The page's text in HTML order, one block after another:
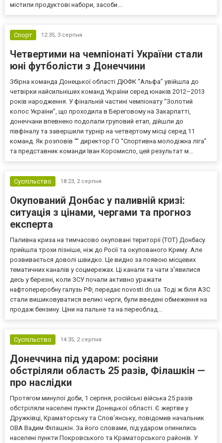
містили продуктові набори, засоби...
Спорт 12:35, 3 серпня
Четвертими на чемпіонаті України стали
юні футболісти з Донеччини
Збірна команда Донецької області ДЮФК “Альфа” увійшла до
четвірки найсильніших команд України серед юнаків 2012–2013
років народження. У фінальній частині чемпіонату “Золотий
колос України”, що проходила в Береговому на Закарпатті,
донеччани впевнено подолали груповий етап, дійшли до
півфіналу та завершили турнір на четвертому місці серед 11
команд. Як розповів “” директор ГО “Спортивна молодіжна ліга”
та представник команди Іван Коромисло, цей результат м...
Суспільство 18:23, 2 серпня
Окупований Донбас у паливній кризі:
ситуація з цінами, чергами та прогноз
експерта
Паливна криза на тимчасово окуповані території (ТОТ) Донбасу
прийшла трохи пізніше, ніж до Росії та окупованого Криму. Але
розвивається доволі швидко. Це видно за появою місцевих
тематичних каналів у соцмережах. Ці канали та чати з’явилися
десь у березні, коли ЗСУ почали активно уражати
нафтопереробну галузь РФ, передає novosti.dn.ua. Тоді ж біля АЗС
стали вишиковуватися великі черги, були введені обмеження на
продаж бензину. Ціни на пальне та на переоблад...
Суспільство 14:35, 2 серпня
Донеччина під ударом: росіяни
обстріляли область 25 разів, Філашкін —
про наслідки
Протягом минулої доби, 1 серпня, російські війська 25 разів
обстріляли населені пункти Донецької області. Є жертви у
Дружківці, Краматорську та Слов’янську, повідомив начальник
ОВА Вадим Філашкін. За його словами, під ударом опинились
населені пункти Покровського та Краматорського районів. У